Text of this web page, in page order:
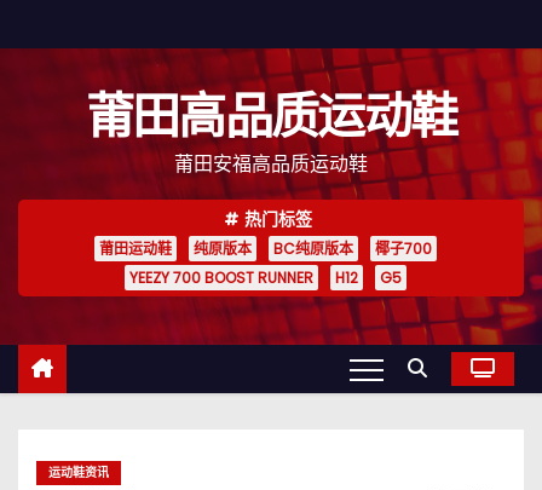
至
莆田高品质运动鞋
莆田安福高品质运动鞋
热门标签
莆田运动鞋 纯原版本 BC纯原版本
椰子700
YEEZY 700 BOOST RUNNER
H12 G5
运动鞋资讯